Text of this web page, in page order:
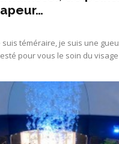
suis téméraire, je suis une
pour vous le soin du